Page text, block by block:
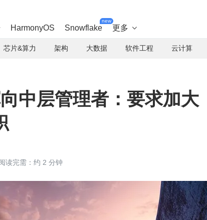
HarmonyOS Snowflake
new
更多 
芯片&算力 架构 大数据 软件工程 云计算
中层管理者：要求加大
读完需：约 2 分钟